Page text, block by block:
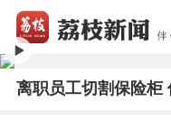
离职员工切割保险柜